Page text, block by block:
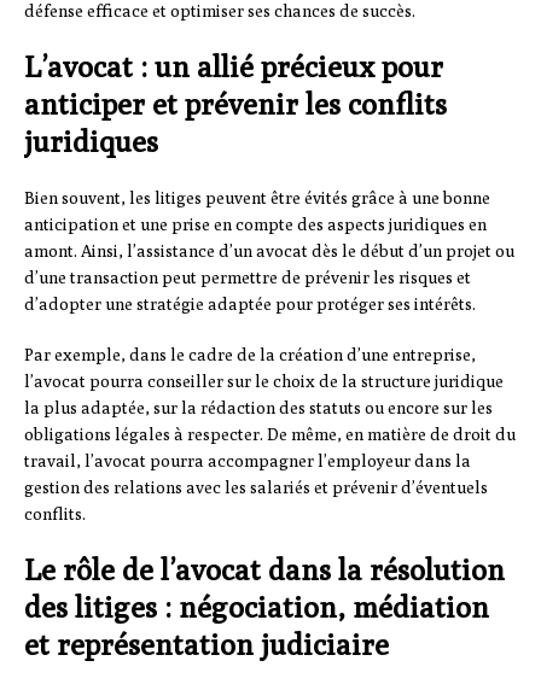
défense efficace et optimiser ses chances de succès.
L’avocat : un allié précieux pour
anticiper et prévenir les conflits
juridiques
Bien souvent, les litiges peuvent être évités grâce à une bonne
anticipation et une prise en compte des aspects juridiques en
amont. Ainsi, l’assistance d’un avocat dès le début d’un projet ou
d’une transaction peut permettre de prévenir les risques et
d’adopter une stratégie adaptée pour protéger ses intérêts.
Par exemple, dans le cadre de la création d’une entreprise,
l’avocat pourra conseiller sur le choix de la structure juridique
la plus adaptée, sur la rédaction des statuts ou encore sur les
obligations légales à respecter. De même, en matière de droit du
travail, l’avocat pourra accompagner l’employeur dans la
gestion des relations avec les salariés et prévenir d’éventuels
conflits.
Le rôle de l’avocat dans la résolution
des litiges : négociation, médiation
et représentation judiciaire